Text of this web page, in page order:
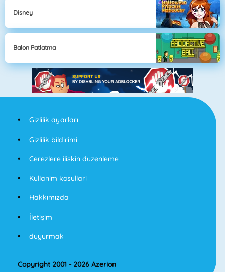
Disney
Balon Patlatma
Gizlilik ayarları
Gizlilik bildirimi
Cerezlere iliskin duzenleme
Kullanim kosullari
Hakkımızda
İletişim
duyurmak
Copyright 2001 - 2026 Azerion